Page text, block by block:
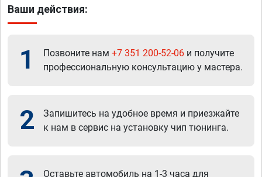
Ваши действия:
1 Позвоните нам +7 351 200-52-06 и получите
профессиональную консультацию у мастера.
2
Запишитесь на удобное время и приезжайте
к нам в сервис на установку чип тюнинга.
Оставьте автомобиль на 1-3 часа для